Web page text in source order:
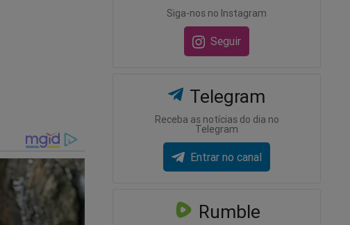
que
Siga-nos no Instagram
Seguir
Telegram
Receba as notícias do dia no
Telegram
Entrar no canal
Rumble